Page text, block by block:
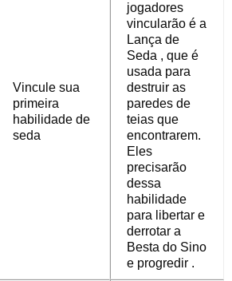
Vincule sua
primeira
habilidade de
seda
jogadores
vincularão é a
Lança de
Seda , que é
usada para
destruir as
paredes de
teias que
encontrarem.
Eles
precisarão
dessa
habilidade
para libertar e
derrotar a
Besta do Sino
e progredir .